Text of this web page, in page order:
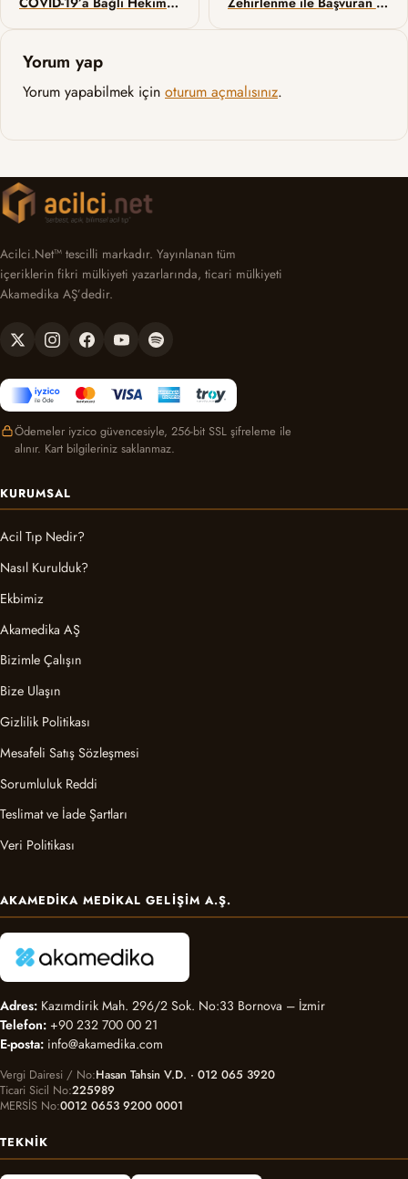
Yorum yap
Yorum yapabilmek için oturum açmalısınız.
Acilci.Net™ tescilli markadır. Yayınlanan tüm
içeriklerin fikri mülkiyeti yazarlarında, ticari mülkiyeti
Akamedika AŞ’dedir.
Ödemeler iyzico güvencesiyle, 256-bit SSL şifreleme ile
alınır. Kart bilgileriniz saklanmaz.
KURUMSAL
Acil Tıp Nedir?
Nasıl Kurulduk?
Ekbimiz
Akamedika AŞ
Bizimle Çalışın
Bize Ulaşın
Gizlilik Politikası
Mesafeli Satış Sözleşmesi
Sorumluluk Reddi
Teslimat ve İade Şartları
Veri Politikası
AKAMEDIKA MEDIKAL GELIŞIM A.Ş.
Adres: Kazımdirik Mah. 296/2 Sok. No:33 Bornova – İzmir
Telefon: +90 232 700 00 21
E-posta: info@akamedika.com
Vergi Dairesi / No Hasan Tahsin V.D. · 012 065 3920
Ticari Sicil No 225989
MERSİS No 0012 0653 9200 0001
TEKNIK